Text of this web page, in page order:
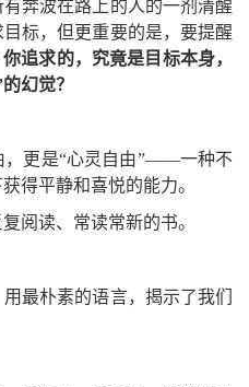
奔波在路上的人的一剂清醒
标，但更重要的是，要提醒
你追求的，究竟是目标本身，
幻觉？
，更是“心灵自由”——一种不
得平静和喜悦的能力。
阅读、常读常新的书。
最朴素的语言，揭示了我们